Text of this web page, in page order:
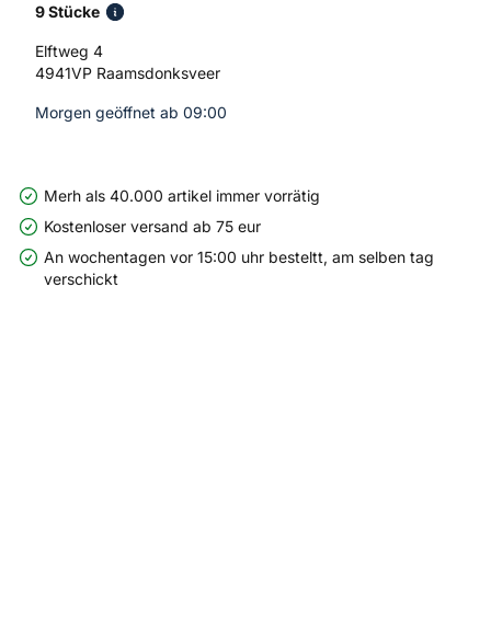
9 Stücke
Elftweg 4
4941VP Raamsdonksveer
Morgen geöffnet ab 09:00
Merh als 40.000 artikel immer vorrätig
Kostenloser versand ab 75 eur
An wochentagen vor 15:00 uhr besteltt, am selben tag
verschickt